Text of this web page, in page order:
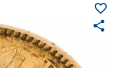
share
favorite_border